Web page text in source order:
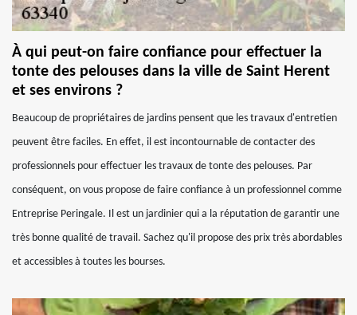
À qui peut-on faire confiance pour effectuer la
tonte des pelouses dans la ville de Saint Herent
et ses environs ?
Beaucoup de propriétaires de jardins pensent que les travaux d'entretien
peuvent être faciles. En effet, il est incontournable de contacter des
professionnels pour effectuer les travaux de tonte des pelouses. Par
conséquent, on vous propose de faire confiance à un professionnel comme
Entreprise Peringale. Il est un jardinier qui a la réputation de garantir une
très bonne qualité de travail. Sachez qu'il propose des prix très abordables
et accessibles à toutes les bourses.